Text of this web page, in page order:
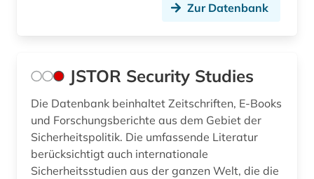
Zur Datenbank
JSTOR Security Studies
Die Datenbank beinhaltet Zeitschriften, E-Books
und Forschungsberichte aus dem Gebiet der
Sicherheitspolitik. Die umfassende Literatur
berücksichtigt auch internationale
Sicherheitsstudien aus der ganzen Welt, die die